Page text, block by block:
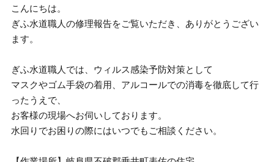
こんにちは。
ぎふ水道職人の修理報告をご覧いただき、ありがとうござい
ます。
ぎふ水道職人では、ウィルス感染予防対策として
マスクやゴム手袋の着用、アルコールでの消毒を徹底して行
ったうえで、
お客様の現場へお伺いしております。
水回りでお困りの際にはいつでもご相談ください。